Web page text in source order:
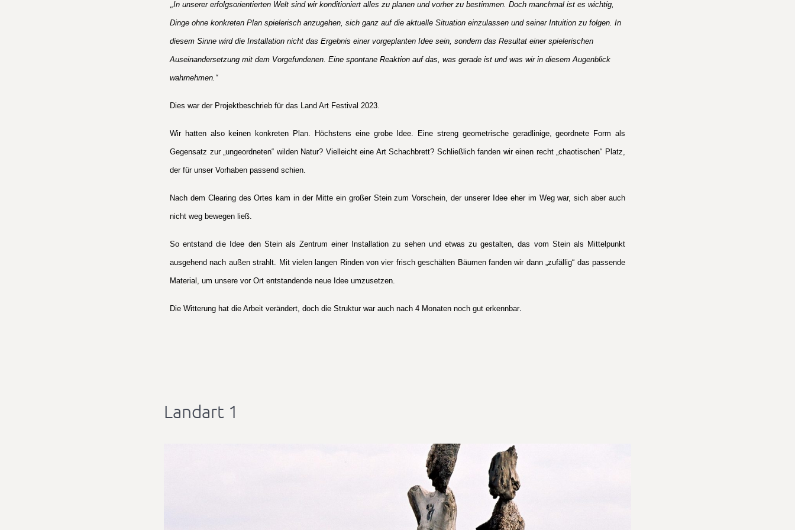
In unserer erfolgsorientierten Welt sind wir konditioniert alles zu planen und vorher zu bestimmen. Doch manchmal ist es wichtig,
Dinge ohne konkreten Plan spielerisch anzugehen, sich ganz auf die aktuelle Situation einzulassen und seiner Intuition zu folgen. In
diesem Sinne wird die Installation nicht das Ergebnis einer vorgeplanten Idee sein, sondern das Resultat einer spielerischen
Auseinandersetzung mit dem Vorgefundenen. Eine spontane Reaktion auf das, was gerade ist und was wir in diesem Augenblick
wahrnehmen.“
Dies war der Projektbeschrieb für das Land Art Festival 2023.
Wir hatten also keinen konkreten Plan. Höchstens eine grobe Idee. Eine streng geometrische geradlinige, geordnete Form als
Gegensatz zur „ungeordneten“ wilden Natur? Vielleicht eine Art Schachbrett? Schließlich fanden wir einen recht „chaotischen“ Platz,
der für unser Vorhaben passend schien.
Nach dem Clearing des Ortes kam in der Mitte ein großer Stein zum Vorschein, der unserer Idee eher im Weg war, sich aber auch
nicht weg bewegen ließ.
So entstand die Idee den Stein als Zentrum einer Installation zu sehen und etwas zu gestalten, das vom Stein als Mittelpunkt
ausgehend nach außen strahlt. Mit vielen langen Rinden von vier frisch geschälten Bäumen fanden wir dann „zufällig“ das passende
Material, um unsere vor Ort entstandende neue Idee umzusetzen.
Die Witterung hat die Arbeit verändert, doch die Struktur war auch nach 4 Monaten noch gut erkennbar.
Landart 1